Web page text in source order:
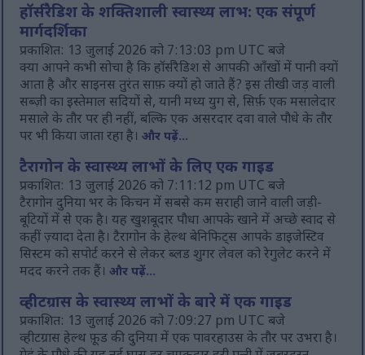
हॉर्सरैडिश के शक्तिशाली स्वास्थ्य लाभ: एक संपूर्ण
मार्गदर्शिका
प्रकाशित: 13 जुलाई 2026 को 7:13:03 pm UTC बजे
क्या आपने कभी सोचा है कि हॉर्सरैडिश से आपकी आँखों में पानी क्यों
आता है और साइनस तुरंत साफ़ क्यों हो जाते हैं? इस तीखी जड़ वाली
सब्ज़ी का इस्तेमाल सदियों से, यानी मध्य युग से, सिर्फ़ एक मसालेदार
मसाले के तौर पर ही नहीं, बल्कि एक असरदार दवा वाले पौधे के तौर
पर भी किया जाता रहा है।और पढ़ें...
टैरागोन के स्वास्थ्य लाभों के लिए एक गाइड
प्रकाशित: 13 जुलाई 2026 को 7:11:12 pm UTC बजे
टैरागोन दुनिया भर के किचन में सबसे कम सराही जाने वाली जड़ी-
बूटियों में से एक है। यह खुशबूदार पौधा आपके खाने में अच्छे स्वाद से
कहीं ज़्यादा देता है। टैरागोन के हेल्थ बेनिफिट्स आपके डाइजेस्टिव
सिस्टम को सपोर्ट करने से लेकर ब्लड शुगर लेवल को रेगुलेट करने में
मदद करने तक हैं।और पढ़ें...
व्हीटग्रास के स्वास्थ्य लाभों के बारे में एक गाइड
प्रकाशित: 13 जुलाई 2026 को 7:09:27 pm UTC बजे
व्हीटग्रास हेल्थ फ़ूड की दुनिया में एक पावरहाउस के तौर पर उभरा है।